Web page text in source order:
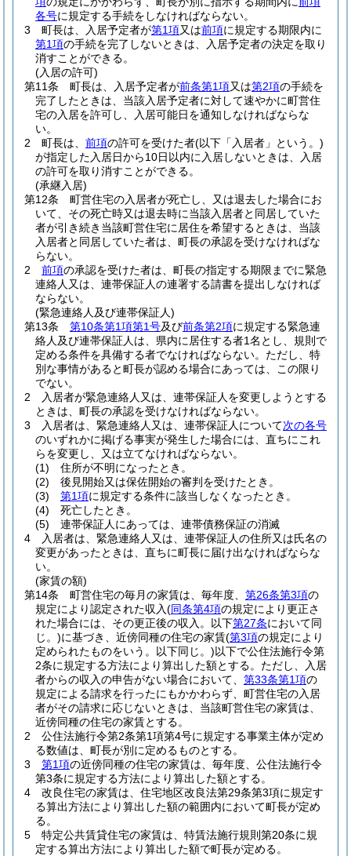
各号に規定する手続をしなければならない。
3
町長は、入居予定者が第1項又は前項に規定する期限内に
第1項の手続を完了しないときは、入居予定者の決定を取り
消すことができる。
(入居の許可)
第11条
町長は、入居予定者が前条第1項又は第2項の手続を
完了したときは、当該入居予定者に対して速やかに町営住
宅の入居を許可し、入居可能日を通知しなければならな
い。
2
町長は、 前項の許可を受けた者(以下「入居者」という。)
が指定した入居日から10日以内に入居しないときは、入居
の許可を取り消すことができる。
(承継入居)
第12条
町営住宅の入居者が死亡し、又は退去した場合にお
いて、その死亡時又は退去時に当該入居者と同居していた
者が引き続き当該町営住宅に居住を希望するときは、当該
入居者と同居していた者は、町長の承認を受けなければな
らない。
2
前項の承認を受けた者は、町長の指定する期限までに緊急
連絡人又は、連帯保証人の連署する請書を提出しなければ
ならない。
(緊急連絡人及び連帯保証人)
第13条
第10条第1項第1号及び前条第2項に規定する緊急連
絡人及び連帯保証人は、県内に居住する者1名とし、規則で
定める条件を具備する者でなければならない。 ただし、特
別な事情があると町長が認める場合にあっては、この限り
でない。
2
入居者が緊急連絡人又は、連帯保証人を変更しようとする
ときは、町長の承認を受けなければならない。
3
入居者は、緊急連絡人又は、連帯保証人について次の各号
のいずれかに掲げる事実が発生した場合には、直ちにこれ
らを変更し、又は立てなければならない。
(1)
住所が不明になったとき。
(2)
後見開始又は保佐開始の審判を受けたとき。
(3)
第1項に規定する条件に該当しなくなったとき。
(4)
死亡したとき。
(5)
連帯保証人にあっては、連帯債務保証の消滅
4
入居者は、緊急連絡人又は、連帯保証人の住所又は氏名の
変更があったときは、直ちに町長に届け出なければならな
い。
(家賃の額)
第14条
町営住宅の毎月の家賃は、毎年度、 第26条第3項の
規定により認定された収入(同条第4項の規定により更正さ
れた場合には、その更正後の収入。以下第27条において同
じ。)に基づき、近傍同種の住宅の家賃(第3項の規定により
定められたものをいう。以下同じ。)以下で公住法施行令第
2条に規定する方法により算出した額とする。 ただし、入居
者からの収入の申告がない場合において、 第33条第1項の
規定による請求を行ったにもかかわらず、町営住宅の入居
者がその請求に応じないときは、当該町営住宅の家賃は、
近傍同種の住宅の家賃とする。
2
公住法施行令第2条第1項第4号に規定する事業主体が定め
る数値は、町長が別に定めるものとする。
3
第1項の近傍同種の住宅の家賃は、毎年度、公住法施行令
第3条に規定する方法により算出した額とする。
4
改良住宅の家賃は、住宅地区改良法第29条第3項に規定す
る算出方法により算出した額の範囲内において町長が定め
る。
5
特定公共賃貸住宅の家賃は、特賃法施行規則第20条に規
定する算出方法により算出した額で町長が定める。